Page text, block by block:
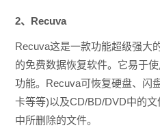
2、Recuva
Recuva这是一款功能超级强大
的免费数据恢复软件。它易于
功能。Recuva可恢复硬盘、闪
卡等等)以及CD/BD/DVD中的
中所删除的文件。